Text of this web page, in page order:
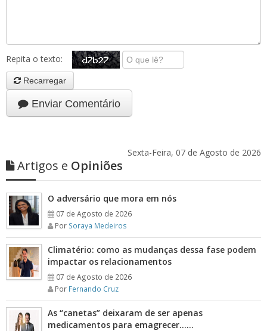
Repita o texto:
Recarregar
Enviar Comentário
Sexta-Feira, 07 de Agosto de 2026
Artigos e Opiniões
O adversário que mora em nós
07 de Agosto de 2026
Por Soraya Medeiros
Climatério: como as mudanças dessa fase podem
impactar os relacionamentos
07 de Agosto de 2026
Por Fernando Cruz
As “canetas” deixaram de ser apenas
medicamentos para emagrecer……